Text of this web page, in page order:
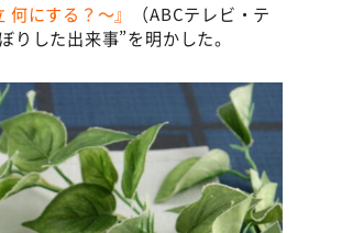
何にする？～』
（ABCテレビ・テ
りした出来事”を明かした。